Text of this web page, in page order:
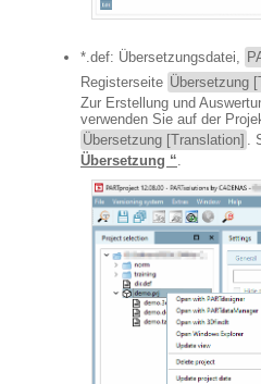
*.def: Übersetzungsdatei,
Registerseite Übersetzung
Zur Erstellung und
verwenden Sie auf der
Übersetzung [Translation]
.
Übersetzung “